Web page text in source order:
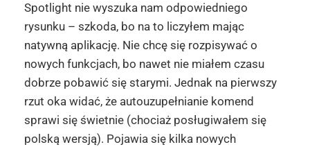
Spotlight nie wyszuka nam odpowiedniego
rysunku – szkoda, bo na to liczyłem mając
natywną aplikację. Nie chcę się rozpisywać o
nowych funkcjach, bo nawet nie miałem czasu
dobrze pobawić się starymi. Jednak na pierwszy
rzut oka widać, że autouzupełnianie komend
sprawi się świetnie (chociaż posługiwałem się
polską wersją). Pojawia się kilka nowych